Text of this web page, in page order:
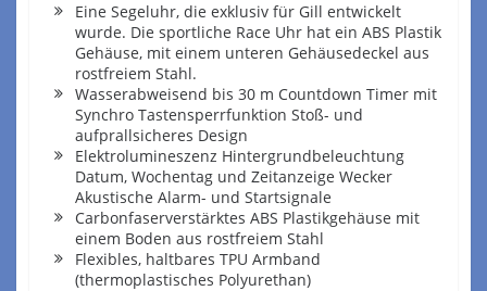
Eine Segeluhr, die exklusiv für Gill entwickelt
wurde. Die sportliche Race Uhr hat ein ABS Plastik
Gehäuse, mit einem unteren Gehäusedeckel aus
rostfreiem Stahl.
Wasserabweisend bis 30 m Countdown Timer mit
Synchro Tastensperrfunktion Stoß- und
aufprallsicheres Design
Elektrolumineszenz Hintergrundbeleuchtung
Datum, Wochentag und Zeitanzeige Wecker
Akustische Alarm- und Startsignale
Carbonfaserverstärktes ABS Plastikgehäuse mit
einem Boden aus rostfreiem Stahl
Flexibles, haltbares TPU Armband
(thermoplastisches Polyurethan)